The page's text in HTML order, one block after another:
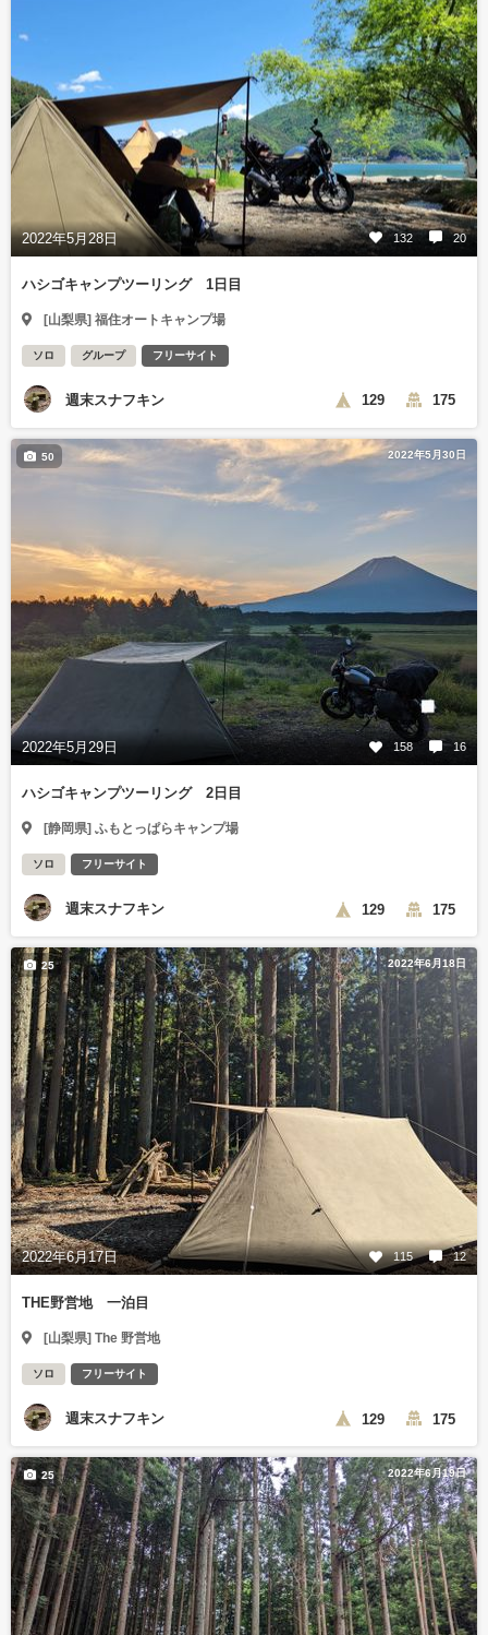
2022年5月28日 132 20
ハシゴキャンプツーリング 1日目
[山梨県] 福住オートキャンプ場
ソロ グループ フリーサイト
週末スナフキン 129 175
2022年5月30日
2022年5月29日 158 16
50
ハシゴキャンプツーリング 2日目
[静岡県] ふもとっぱらキャンプ場
ソロ フリーサイト
週末スナフキン 129 175
2022年6月18日
2022年6月17日 115 12
25
THE野営地 一泊目
[山梨県] The 野営地
ソロ フリーサイト
週末スナフキン 129 175
2022年6月19日
25